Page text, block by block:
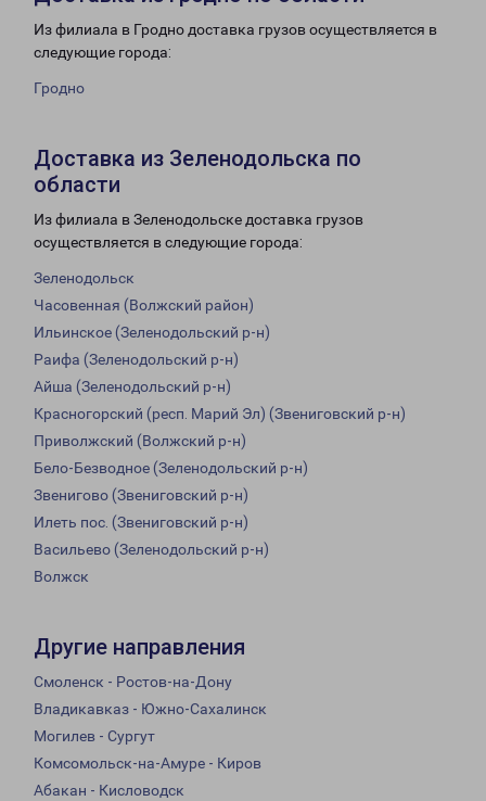
Из филиала в Гродно доставка грузов осуществляется в
следующие города:
Гродно
Доставка из Зеленодольска по
области
Из филиала в Зеленодольске доставка грузов
осуществляется в следующие города:
Зеленодольск
Часовенная (Волжский район)
Ильинское (Зеленодольский р-н)
Раифа (Зеленодольский р-н)
Айша (Зеленодольский р-н)
Красногорский (респ. Марий Эл) (Звениговский р-н)
Приволжский (Волжский р-н)
Бело-Безводное (Зеленодольский р-н)
Звенигово (Звениговский р-н)
Илеть пос. (Звениговский р-н)
Васильево (Зеленодольский р-н)
Волжск
Другие направления
Смоленск - Ростов-на-Дону
Владикавказ - Южно-Сахалинск
Могилев - Сургут
Комсомольск-на-Амуре - Киров
Абакан - Кисловодск